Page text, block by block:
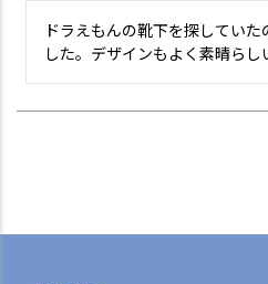
ドラえもんの靴下を探してい
した。デザインもよく素晴らし